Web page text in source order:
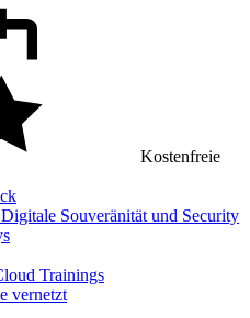
Kostenfreie
Souveränität und Security
Trainings
vernetzt